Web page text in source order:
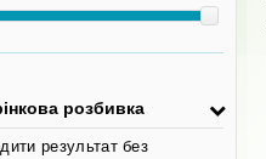
розбивка
результат без